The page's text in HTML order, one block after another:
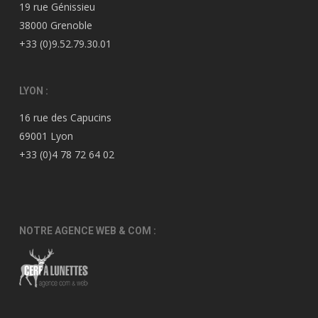
19 rue Génissieu
38000 Grenoble
+33 (0)9.52.79.30.01
LYON :
16 rue des Capucins
69001 Lyon
+33 (0)4 78 72 64 02
NOTRE AGENCE WEB & COM :